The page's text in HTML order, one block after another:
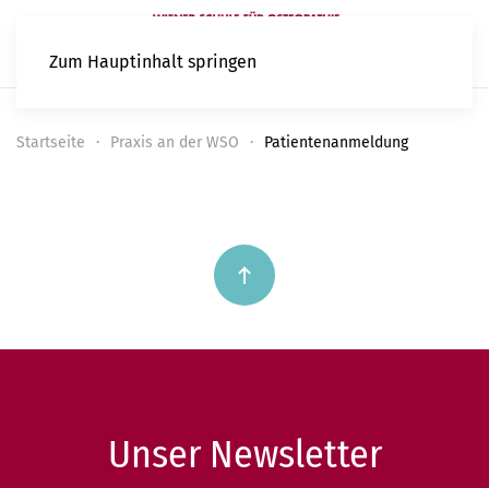
Zum Hauptinhalt springen
Startseite Praxis an der WSO Patientenanmeldung
Unser Newsletter